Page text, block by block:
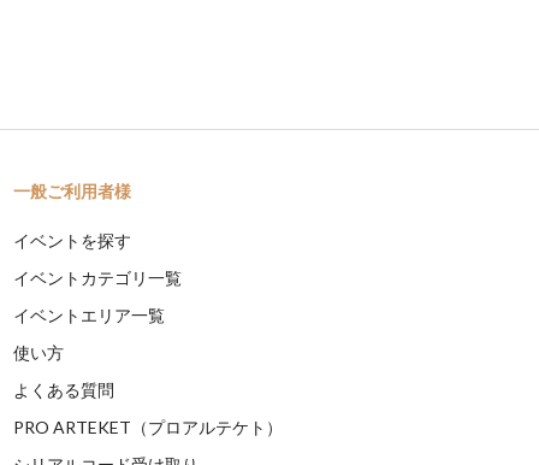
一般ご利用者様
イベントを探す
イベントカテゴリ一覧
イベントエリア一覧
使い方
よくある質問
PRO ARTEKET（プロアルテケト）